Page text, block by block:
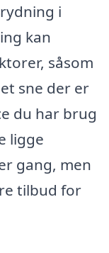
i
kan
såsom
sne der er
du har brug
ligge
gang, men
tilbud for